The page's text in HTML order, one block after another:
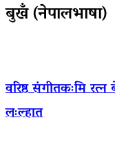
बुखँ (नेपालभाषा)
वरिष्ठ संगीतकःमि रत्न
लःल्हात